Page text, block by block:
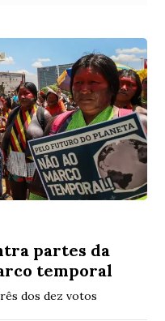
partes da
temporal
dos dez votos